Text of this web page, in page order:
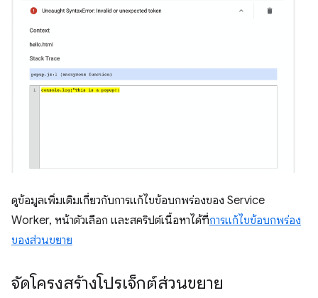
ดูข้อมูลเพิ่มเติมเกี่ยวกับการแก้ไขข้อบกพร่องของ Service
Worker, หน้าตัวเลือก และสคริปต์เนื้อหาได้ที่การแก้ไขข้อบกพร่อง
ของส่วนขยาย
จัดโครงสร้างโปรเจ็กต์ส่วนขยาย